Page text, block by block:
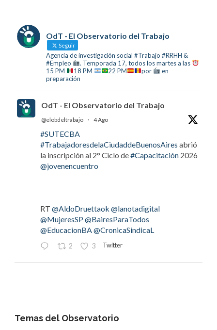
OdT - El Observatorio del Trabajo
Seguir
Agencia de investigación social #Trabajo #RRHH &
#Empleo
. Temporada 17, todos los martes a las
15 PM
18 PM 22 PM por
en
preparación
OdT - El Observatorio del Trabajo
@elobdeltrabajo · 4 Ago
#SUTECBA
#TrabajadoresdelaCiudaddeBuenosAires abrió
la inscripción al 2° Ciclo de#Capacitación 2026
@jovenencuentro
RT @AldoDruettaok @lanotadigital
@MujeresSP@BairesParaTodos
@EducacionBA @CronicaSindicaL
2 3 Twitter
Orgánica del#BCRA
Temas del Observatorio